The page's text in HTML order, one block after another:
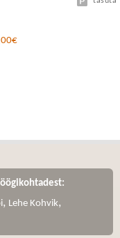
, Lehe Kohvik,